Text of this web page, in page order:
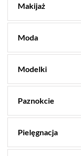
Makijaż
Moda
Modelki
Paznokcie
Pielęgnacja